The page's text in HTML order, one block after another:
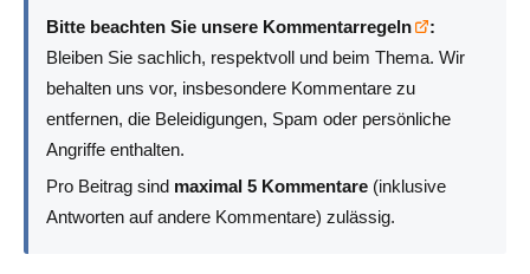
Bitte beachten Sie unsere Kommentarregeln
:
Bleiben Sie sachlich, respektvoll und beim Thema. Wir
behalten uns vor, insbesondere Kommentare zu
entfernen, die Beleidigungen, Spam oder persönliche
Angriffe enthalten.
Pro Beitrag sind maximal 5 Kommentare (inklusive
Antworten auf andere Kommentare) zulässig.